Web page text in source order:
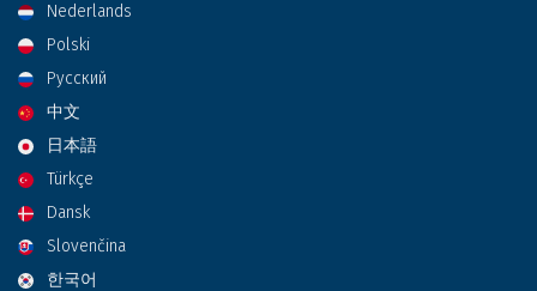
Nederlands
Polski
Русский
中文
日本語
Türkçe
Dansk
Slovenčina
한국어